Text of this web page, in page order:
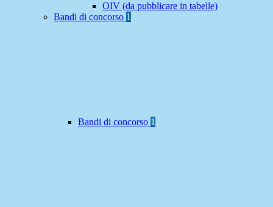
OIV (da pubblicare in tabelle)
Bandi di concorso 1
Bandi di concorso 1